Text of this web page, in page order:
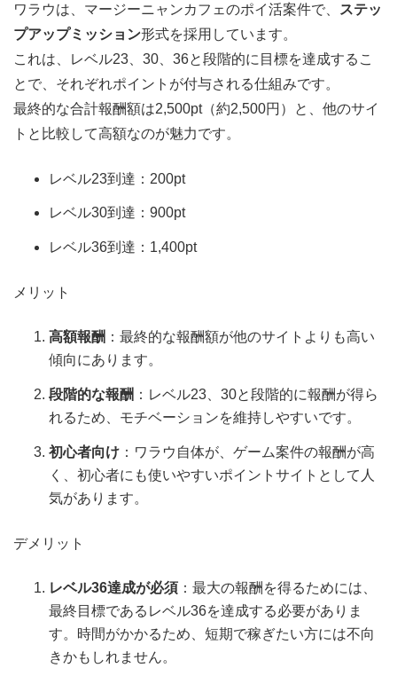
ワラウは、マージーニャンカフェのポイ活案件で、
ステッ
プアップミッション形式を採用しています。
これは、レベル23、30、36と段階的に目標を達成するこ
とで、それぞれポイントが付与される仕組みです。
最終的な合計報酬額は2,500pt（約2,500円）と、他のサイ
トと比較して高額なのが魅力です。
レベル23到達：200pt
レベル30到達：900pt
レベル36到達：1,400pt
メリット
高額報酬 ：最終的な報酬額が他のサイトよりも高い
傾向にあります。
段階的な報酬 ：レベル23、30と段階的に報酬が得ら
れるため、モチベーションを維持しやすいです。
初心者向け ：ワラウ自体が、ゲーム案件の報酬が高
く、初心者にも使いやすいポイントサイトとして人
気があります。
デメリット
レベル36達成が必須 ：最大の報酬を得るためには、
最終目標であるレベル36を達成する必要がありま
す。時間がかかるため、短期で稼ぎたい方には不向
きかもしれません。